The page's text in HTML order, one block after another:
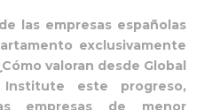
las empresas españolas
exclusivamente
valoran desde Global
este progreso,